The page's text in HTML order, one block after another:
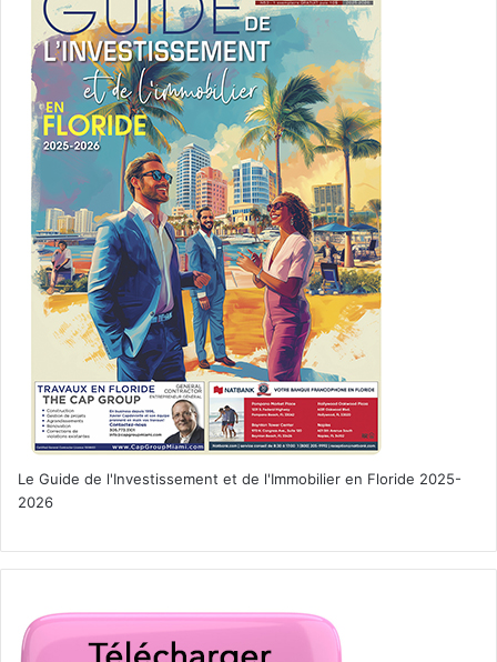
Le Guide de l'Investissement et de l'Immobilier en Floride 2025-
2026